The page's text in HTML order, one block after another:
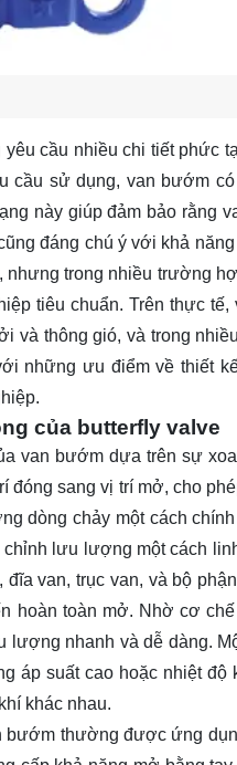
yêu cầu nhiều chi tiết phức
cầu sử dụng, van bướm
này giúp đảm bảo rằng
đáng chú ý với khả
nhưng trong nhiều trường
tiêu chuẩn. Trên thực
và thông gió, và trong
những ưu điểm về thiết
của butterfly valve
van bướm dựa trên sự
đóng sang vị trí mở, cho
dòng chảy một cách
lưu lượng một cách
đĩa van, trục van, và bộ
hoàn toàn mở. Nhờ cơ
lượng nhanh và dễ dàng.
áp suất cao hoặc nhiệt
khác nhau.
bướm thường được ứng